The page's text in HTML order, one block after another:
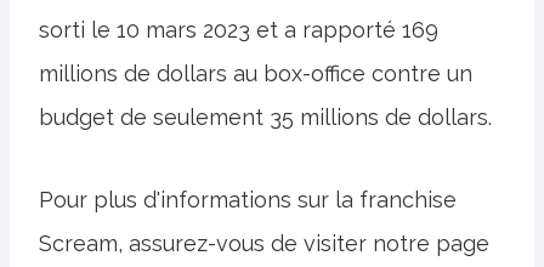
sorti le 10 mars 2023 et a rapporté 169
millions de dollars au box-office contre un
budget de seulement 35 millions de dollars.
Pour plus d'informations sur la franchise
Scream, assurez-vous de visiter notre page